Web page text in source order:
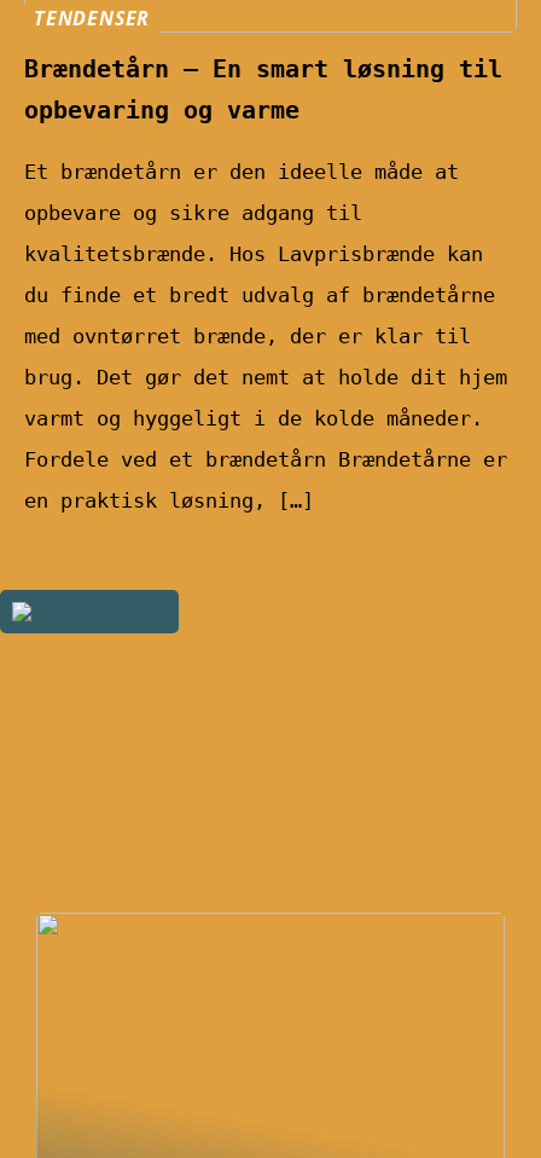
TENDENSER
Brændetårn – En smart løsning til
opbevaring og varme
Et brændetårn er den ideelle måde at
opbevare og sikre adgang til
kvalitetsbrænde. Hos Lavprisbrænde kan
du finde et bredt udvalg af brændetårne
med ovntørret brænde, der er klar til
brug. Det gør det nemt at holde dit hjem
varmt og hyggeligt i de kolde måneder.
Fordele ved et brændetårn Brændetårne er
en praktisk løsning, […]